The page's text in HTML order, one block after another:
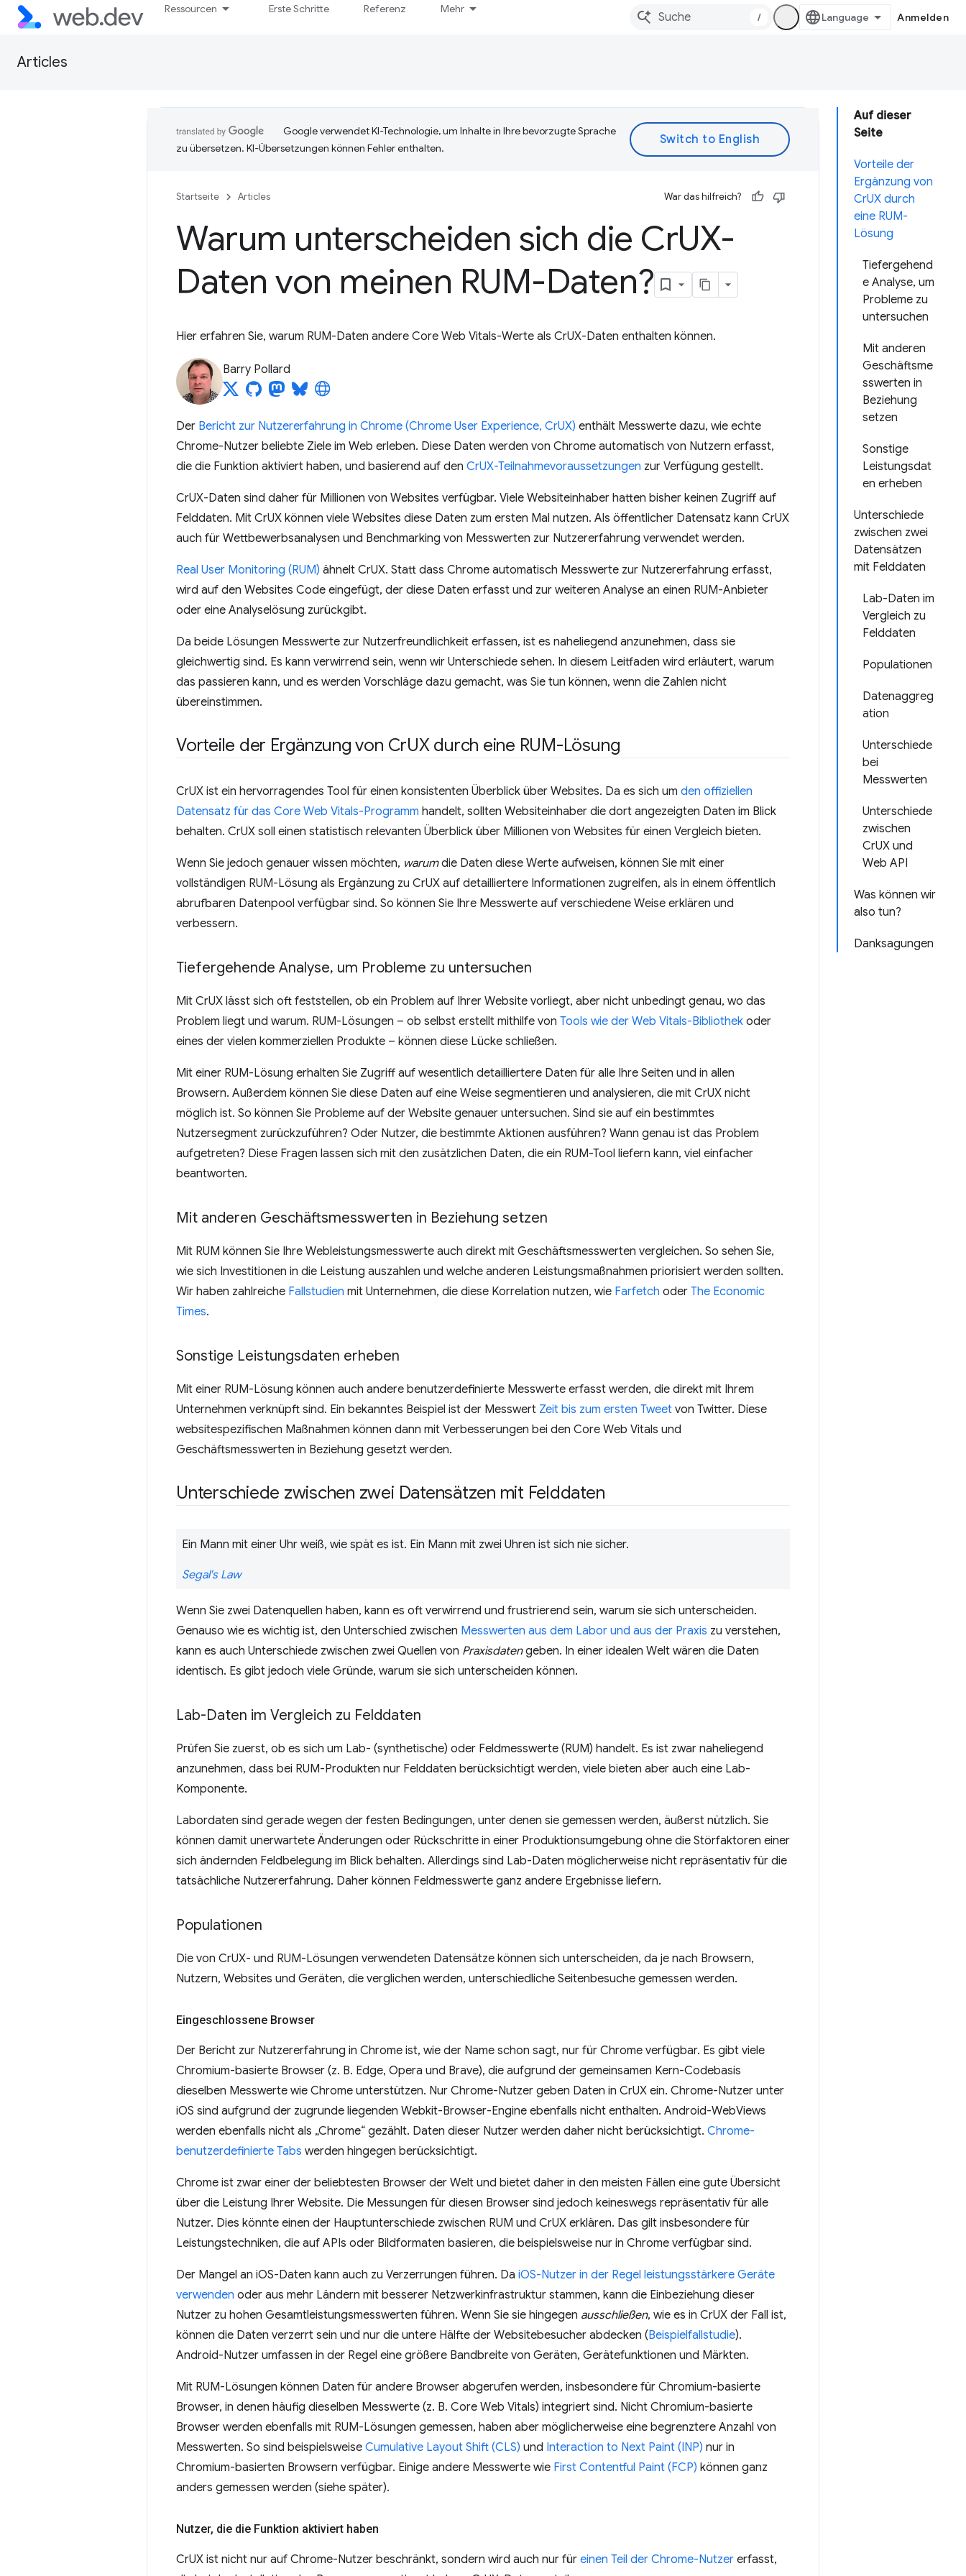
Ressourcen Erste Schritte Referenz Mehr
/ Anmelden
Articles
Auf dieser
Seite
Vorteile der
Ergänzung von
CrUX durch
eine RUM-
Lösung
Tiefergehend
e Analyse, um
Probleme zu
untersuchen
Mit anderen
Geschäftsme
sswerten in
Beziehung
setzen
Sonstige
Leistungsdat
en erheben
Unterschiede
zwischen zwei
Datensätzen
mit Felddaten
Lab-Daten im
Vergleich zu
Felddaten
Populationen
Datenaggreg
ation
Unterschiede
bei
Messwerten
Unterschiede
zwischen
CrUX und
Web API
Was können wir
also tun?
Danksagungen
Google verwendet KI-Technologie, um Inhalte in Ihre bevorzugte Sprache
zu übersetzen. KI-Übersetzungen können Fehler enthalten.
Startseite Articles War das hilfreich?
Warum unterscheiden sich die CrUX-
Daten von meinen RUM-Daten?
Hier erfahren Sie, warum RUM-Daten andere Core Web Vitals-Werte als CrUX-Daten enthalten können.
Barry Pollard
Der Bericht zur Nutzererfahrung in Chrome (Chrome User Experience, CrUX) enthält Messwerte dazu, wie echte
Chrome-Nutzer beliebte Ziele im Web erleben. Diese Daten werden von Chrome automatisch von Nutzern erfasst,
die die Funktion aktiviert haben, und basierend auf den CrUX-Teilnahmevoraussetzungen zur Verfügung gestellt.
CrUX-Daten sind daher für Millionen von Websites verfügbar. Viele Websiteinhaber hatten bisher keinen Zugriff auf
Felddaten. Mit CrUX können viele Websites diese Daten zum ersten Mal nutzen. Als öffentlicher Datensatz kann CrUX
auch für Wettbewerbsanalysen und Benchmarking von Messwerten zur Nutzererfahrung verwendet werden.
Real User Monitoring (RUM) ähnelt CrUX. Statt dass Chrome automatisch Messwerte zur Nutzererfahrung erfasst,
wird auf den Websites Code eingefügt, der diese Daten erfasst und zur weiteren Analyse an einen RUM-Anbieter
oder eine Analyselösung zurückgibt.
Da beide Lösungen Messwerte zur Nutzerfreundlichkeit erfassen, ist es naheliegend anzunehmen, dass sie
gleichwertig sind. Es kann verwirrend sein, wenn wir Unterschiede sehen. In diesem Leitfaden wird erläutert, warum
das passieren kann, und es werden Vorschläge dazu gemacht, was Sie tun können, wenn die Zahlen nicht
übereinstimmen.
Vorteile der Ergänzung von CrUX durch eine RUM-Lösung
CrUX ist ein hervorragendes Tool für einen konsistenten Überblick über Websites. Da es sich um den offiziellen
Datensatz für das Core Web Vitals-Programm handelt, sollten Websiteinhaber die dort angezeigten Daten im Blick
behalten. CrUX soll einen statistisch relevanten Überblick über Millionen von Websites für einen Vergleich bieten.
Wenn Sie jedoch genauer wissen möchten, warumdie Daten diese Werte aufweisen, können Sie mit einer
vollständigen RUM-Lösung als Ergänzung zu CrUX auf detailliertere Informationen zugreifen, als in einem öffentlich
abrufbaren Datenpool verfügbar sind. So können Sie Ihre Messwerte auf verschiedene Weise erklären und
verbessern.
Tiefergehende Analyse, um Probleme zu untersuchen
Mit CrUX lässt sich oft feststellen, ob ein Problem auf Ihrer Website vorliegt, aber nicht unbedingt genau, wo das
Problem liegt und warum. RUM-Lösungen – ob selbst erstellt mithilfe von Tools wie der Web Vitals-Bibliothek oder
eines der vielen kommerziellen Produkte – können diese Lücke schließen.
Mit einer RUM-Lösung erhalten Sie Zugriff auf wesentlich detailliertere Daten für alle Ihre Seiten und in allen
Browsern. Außerdem können Sie diese Daten auf eine Weise segmentieren und analysieren, die mit CrUX nicht
möglich ist. So können Sie Probleme auf der Website genauer untersuchen. Sind sie auf ein bestimmtes
Nutzersegment zurückzuführen? Oder Nutzer, die bestimmte Aktionen ausführen? Wann genau ist das Problem
aufgetreten? Diese Fragen lassen sich mit den zusätzlichen Daten, die ein RUM-Tool liefern kann, viel einfacher
beantworten.
Mit anderen Geschäftsmesswerten in Beziehung setzen
Mit RUM können Sie Ihre Webleistungsmesswerte auch direkt mit Geschäftsmesswerten vergleichen. So sehen Sie,
wie sich Investitionen in die Leistung auszahlen und welche anderen Leistungsmaßnahmen priorisiert werden sollten.
Wir haben zahlreiche Fallstudien mit Unternehmen, die diese Korrelation nutzen, wie Farfetch oder The Economic
Times.
Sonstige Leistungsdaten erheben
Mit einer RUM-Lösung können auch andere benutzerdefinierte Messwerte erfasst werden, die direkt mit Ihrem
Unternehmen verknüpft sind. Ein bekanntes Beispiel ist der Messwert Zeit bis zum ersten Tweet von Twitter. Diese
websitespezifischen Maßnahmen können dann mit Verbesserungen bei den Core Web Vitals und
Geschäftsmesswerten in Beziehung gesetzt werden.
Unterschiede zwischen zwei Datensätzen mit Felddaten
Ein Mann mit einer Uhr weiß, wie spät es ist. Ein Mann mit zwei Uhren ist sich nie sicher.
Segal's Law
Wenn Sie zwei Datenquellen haben, kann es oft verwirrend und frustrierend sein, warum sie sich unterscheiden.
Genauso wie es wichtig ist, den Unterschied zwischen Messwerten aus dem Labor und aus der Praxis zu verstehen,
kann es auch Unterschiede zwischen zwei Quellen von Praxisdatengeben. In einer idealen Welt wären die Daten
identisch. Es gibt jedoch viele Gründe, warum sie sich unterscheiden können.
Lab-Daten im Vergleich zu Felddaten
Prüfen Sie zuerst, ob es sich um Lab- (synthetische) oder Feldmesswerte (RUM) handelt. Es ist zwar naheliegend
anzunehmen, dass bei RUM-Produkten nur Felddaten berücksichtigt werden, viele bieten aber auch eine Lab-
Komponente.
Labordaten sind gerade wegen der festen Bedingungen, unter denen sie gemessen werden, äußerst nützlich. Sie
können damit unerwartete Änderungen oder Rückschritte in einer Produktionsumgebung ohne die Störfaktoren einer
sich ändernden Feldbelegung im Blick behalten. Allerdings sind Lab-Daten möglicherweise nicht repräsentativ für die
tatsächliche Nutzererfahrung. Daher können Feldmesswerte ganz andere Ergebnisse liefern.
Populationen
Die von CrUX- und RUM-Lösungen verwendeten Datensätze können sich unterscheiden, da je nach Browsern,
Nutzern, Websites und Geräten, die verglichen werden, unterschiedliche Seitenbesuche gemessen werden.
Eingeschlossene Browser
Der Bericht zur Nutzererfahrung in Chrome ist, wie der Name schon sagt, nur für Chrome verfügbar. Es gibt viele
Chromium-basierte Browser (z. B. Edge, Opera und Brave), die aufgrund der gemeinsamen Kern-Codebasis
dieselben Messwerte wie Chrome unterstützen. Nur Chrome-Nutzer geben Daten in CrUX ein. Chrome-Nutzer unter
iOS sind aufgrund der zugrunde liegenden Webkit-Browser-Engine ebenfalls nicht enthalten. Android-WebViews
werden ebenfalls nicht als „Chrome“ gezählt. Daten dieser Nutzer werden daher nicht berücksichtigt. Chrome-
benutzerdefinierte Tabs werden hingegen berücksichtigt.
Chrome ist zwar einer der beliebtesten Browser der Welt und bietet daher in den meisten Fällen eine gute Übersicht
über die Leistung Ihrer Website. Die Messungen für diesen Browser sind jedoch keineswegs repräsentativ für alle
Nutzer. Dies könnte einen der Hauptunterschiede zwischen RUM und CrUX erklären. Das gilt insbesondere für
Leistungstechniken, die auf APIs oder Bildformaten basieren, die beispielsweise nur in Chrome verfügbar sind.
Der Mangel an iOS-Daten kann auch zu Verzerrungen führen. Da iOS-Nutzer in der Regel leistungsstärkere Geräte
verwenden oder aus mehr Ländern mit besserer Netzwerkinfrastruktur stammen, kann die Einbeziehung dieser
Nutzer zu hohen Gesamtleistungsmesswerten führen. Wenn Sie sie hingegen ausschließen, wie es in CrUX der Fall ist,
können die Daten verzerrt sein und nur die untere Hälfte der Websitebesucher abdecken (Beispielfallstudie).
Android-Nutzer umfassen in der Regel eine größere Bandbreite von Geräten, Gerätefunktionen und Märkten.
Mit RUM-Lösungen können Daten für andere Browser abgerufen werden, insbesondere für Chromium-basierte
Browser, in denen häufig dieselben Messwerte (z. B. Core Web Vitals) integriert sind. Nicht Chromium-basierte
Browser werden ebenfalls mit RUM-Lösungen gemessen, haben aber möglicherweise eine begrenztere Anzahl von
Messwerten. So sind beispielsweise Cumulative Layout Shift (CLS) und Interaction to Next Paint (INP) nur in
Chromium-basierten Browsern verfügbar. Einige andere Messwerte wie First Contentful Paint (FCP) können ganz
anders gemessen werden (siehe später).
Nutzer, die die Funktion aktiviert haben
CrUX ist nicht nur auf Chrome-Nutzer beschränkt, sondern wird auch nur für einen Teil der Chrome-Nutzer erfasst,